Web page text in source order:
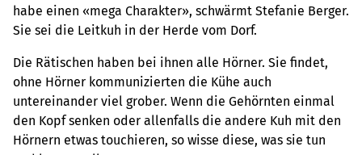
habe einen «mega Charakter», schwärmt Stefanie Berger.
Sie sei die Leitkuh in der Herde vom Dorf.
Die Rätischen haben bei ihnen alle Hörner. Sie findet,
ohne Hörner kommunizierten die Kühe auch
untereinander viel grober. Wenn die Gehörnten einmal
den Kopf senken oder allenfalls die andere Kuh mit den
Hörnern etwas touchieren, so wisse diese, was sie tun